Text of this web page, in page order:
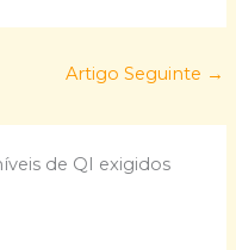
Artigo Seguinte →
de QI exigidos